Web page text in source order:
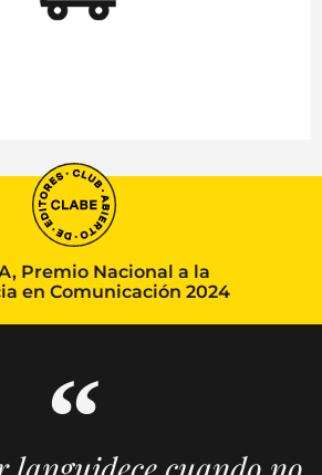
Premio Nacional a la
en Comunicación 2024